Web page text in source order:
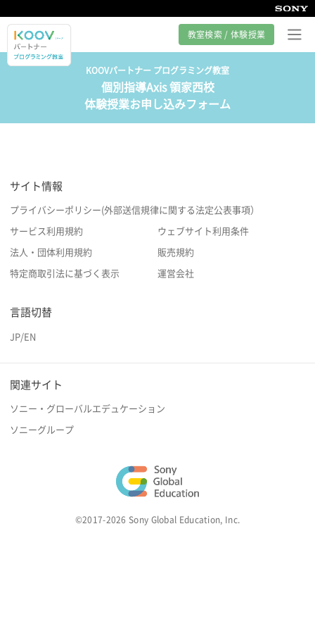
教室検索 / 体験授業
プログラミング教室とは
カリキュラム紹介
サポート
KOOVパートナー プログラミング教室
個別指導Axis 領家西校
体験授業お申し込みフォーム
サイト情報
プライバシーポリシー(外部送信規律に関する法定公表事項）
サービス利用規約 ウェブサイト利用条件
法人・団体利用規約 販売規約
特定商取引法に基づく表示 運営会社
言語切替
JP/EN
関連サイト
ソニー・グローバルエデュケーション
ソニーグループ
©2017-2026 Sony Global Education, Inc.